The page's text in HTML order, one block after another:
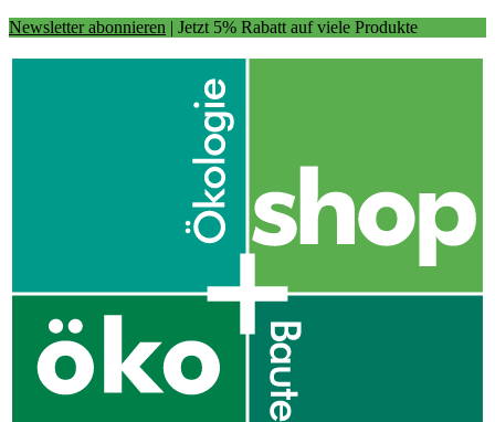
Newsletter abonnieren | Jetzt 5% Rabatt auf viele Produkte